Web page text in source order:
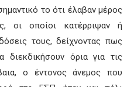
το ότι έλαβαν μέρος
οι οποίοι κατέρριψαν ή
τους, δείχνοντας πως
διεκδικήσουν όρια για τις
ο έντονος άνεμος που